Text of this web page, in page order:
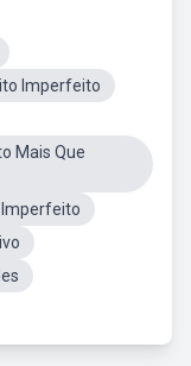
Imperfeito
Mais Que
Imperfeito